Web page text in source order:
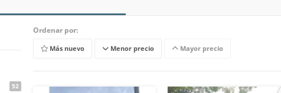
52
Ordenar por:
Más nuevo Menor precio Mayor precio